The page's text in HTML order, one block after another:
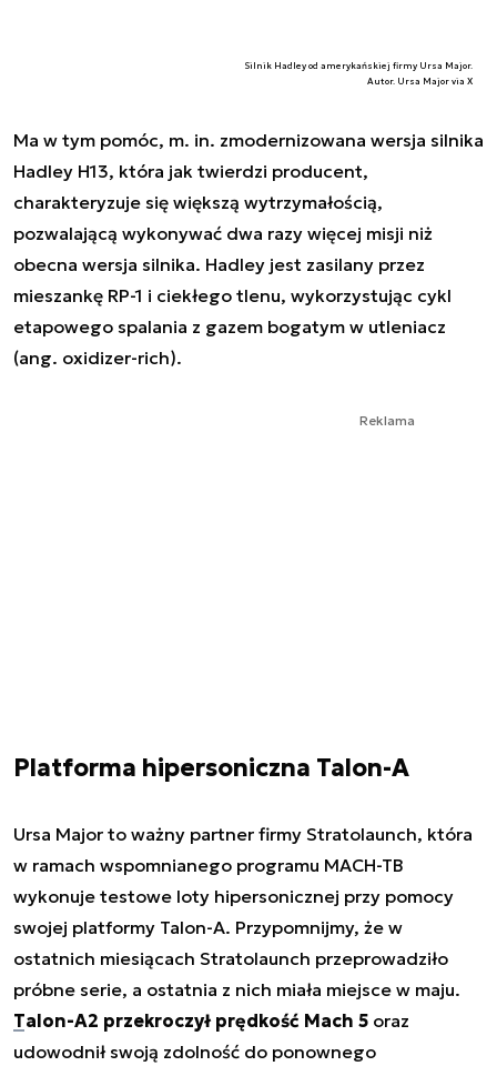
Silnik Hadley od amerykańskiej firmy Ursa Major.
Autor. Ursa Major via X
Ma w tym pomóc, m. in. zmodernizowana wersja silnika
Hadley H13, która jak twierdzi producent,
charakteryzuje się większą wytrzymałością,
pozwalającą wykonywać dwa razy więcej misji niż
obecna wersja silnika. Hadley jest zasilany przez
mieszankę RP-1 i ciekłego tlenu, wykorzystując cykl
etapowego spalania z gazem bogatym w utleniacz
(ang. oxidizer-rich).
Reklama
Platforma hipersoniczna Talon-A
Ursa Major to ważny partner firmy Stratolaunch, która
w ramach wspomnianego programu MACH-TB
wykonuje testowe loty hipersonicznej przy pomocy
swojej platformy Talon-A. Przypomnijmy, że w
ostatnich miesiącach Stratolaunch przeprowadziło
próbne serie, a ostatnia z nich miała miejsce w maju.
Talon-A2 przekroczył prędkość Mach 5 oraz
udowodnił swoją zdolność do ponownego